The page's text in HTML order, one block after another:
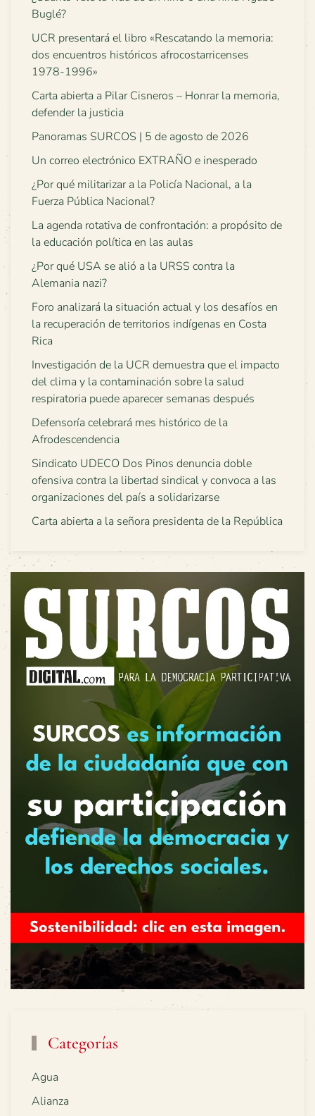
Buglé?
UCR presentará el libro «Rescatando la memoria:
dos encuentros históricos afrocostarricenses
1978-1996»
Carta abierta a Pilar Cisneros – Honrar la memoria,
defender la justicia
Panoramas SURCOS | 5 de agosto de 2026
Un correo electrónico EXTRAÑO e inesperado
¿Por qué militarizar a la Policía Nacional, a la
Fuerza Pública Nacional?
La agenda rotativa de confrontación: a propósito de
la educación política en las aulas
¿Por qué USA se alió a la URSS contra la
Alemania nazi?
Foro analizará la situación actual y los desafíos en
la recuperación de territorios indígenas en Costa
Rica
Investigación de la UCR demuestra que el impacto
del clima y la contaminación sobre la salud
respiratoria puede aparecer semanas después
Defensoría celebrará mes histórico de la
Afrodescendencia
Sindicato UDECO Dos Pinos denuncia doble
ofensiva contra la libertad sindical y convoca a las
organizaciones del país a solidarizarse
Carta abierta a la señora presidenta de la República
Categorías
Agua
Alianza